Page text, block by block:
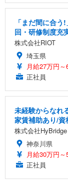
「まだ間に合
回・研修制度充
株式会社RIOT
埼玉県
月給27万円～
正社員
未経験からなれ
家賃補助あり/資
株式会社HyBridge
神奈川県
月給30万円
正社員